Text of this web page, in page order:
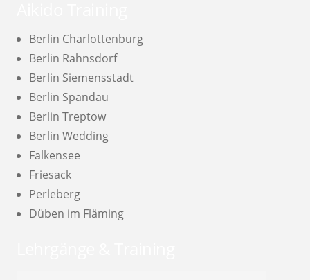
Berlin Charlottenburg
Berlin Rahnsdorf
Berlin Siemensstadt
Berlin Spandau
Berlin Treptow
Berlin Wedding
Falkensee
Friesack
Perleberg
Düben im Fläming